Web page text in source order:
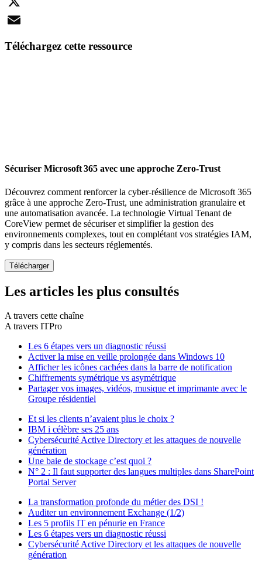
X
Téléchargez cette ressource
Sécuriser Microsoft 365 avec une approche Zero-Trust
Découvrez comment renforcer la cyber-résilience de Microsoft 365
grâce à une approche Zero-Trust, une administration granulaire et
une automatisation avancée. La technologie Virtual Tenant de
CoreView permet de sécuriser et simplifier la gestion des
environnements complexes, tout en complétant vos stratégies IAM,
y compris dans les secteurs réglementés.
Les articles les plus consultés
A travers cette chaîne
A travers ITPro
Les 6 étapes vers un diagnostic réussi
Activer la mise en veille prolongée dans Windows 10
Afficher les icônes cachées dans la barre de notification
Chiffrements symétrique vs asymétrique
Partager vos images, vidéos, musique et imprimante avec le
Groupe résidentiel
Et si les clients n’avaient plus le choix ?
IBM i célèbre ses 25 ans
Cybersécurité Active Directory et les attaques de nouvelle
génération
Une baie de stockage c’est quoi ?
N° 2 : Il faut supporter des langues multiples dans SharePoint
Portal Server
La transformation profonde du métier des DSI !
Auditer un environnement Exchange (1/2)
Les 5 profils IT en pénurie en France
Les 6 étapes vers un diagnostic réussi
Cybersécurité Active Directory et les attaques de nouvelle
génération